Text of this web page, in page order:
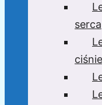
serca